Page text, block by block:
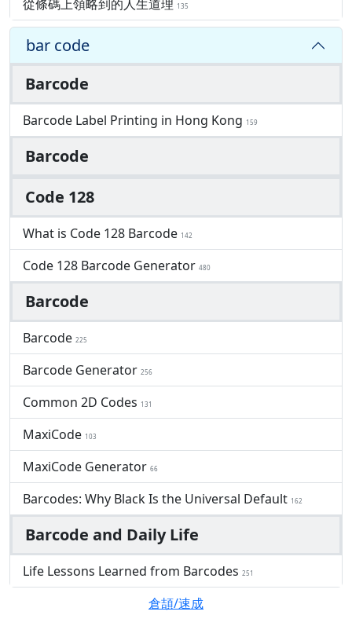
從條碼上領略到的人生道理 135
bar code
Barcode
Barcode Label Printing in Hong Kong 159
Barcode
Code 128
What is Code 128 Barcode 142
Code 128 Barcode Generator 480
Barcode
Barcode 225
Barcode Generator 256
Common 2D Codes 131
MaxiCode 103
MaxiCode Generator 66
Barcodes: Why Black Is the Universal Default 162
Barcode and Daily Life
Life Lessons Learned from Barcodes 251
倉頡/速成